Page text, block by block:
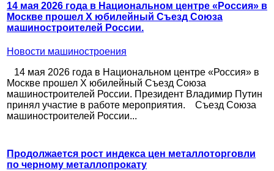
14 мая 2026 года в Национальном центре «Россия» в
Москве прошел X юбилейный Съезд Союза
машиностроителей России.
Новости машиностроения
14 мая 2026 года в Национальном центре «Россия» в
Москве прошел X юбилейный Съезд Союза
машиностроителей России. Президент Владимир Путин
принял участие в работе мероприятия. Съезд Союза
машиностроителей России...
Продолжается рост индекса цен металлоторговли
по черному металлопрокату